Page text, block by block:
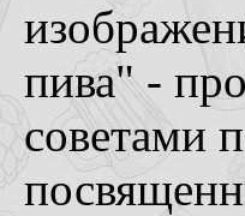
пива" -
советами